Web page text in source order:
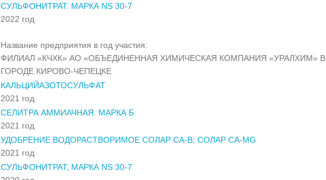
СУЛЬФОНИТРАТ. МАРКА NS 30-7
2022 год
Название предприятия в год участия:
ФИЛИАЛ «КЧХК» АО «ОБЪЕДИНЕННАЯ ХИМИЧЕСКАЯ КОМПАНИЯ «УРАЛХИМ» В
ГОРОДЕ КИРОВО-ЧЕПЕЦКЕ
КАЛЬЦИЙАЗОТОСУЛЬФАТ
2021 год
СЕЛИТРА АММИАЧНАЯ. МАРКА Б
2021 год
УДОБРЕНИЕ ВОДОРАСТВОРИМОЕ СОЛАР CA-B; СОЛАР CA-MG
2021 год
СУЛЬФОНИТРАТ, МАРКА NS 30-7